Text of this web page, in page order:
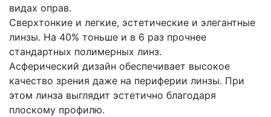
видах оправ.
Сверхтонкие и легкие, эстетические и элегантные
линзы. На 40% тоньше и в 6 раз прочнее
стандартных полимерных линз.
Асферический дизайн обеспечивает высокое
качество зрения даже на периферии линзы. При
этом линза выглядит эстетично благодаря
плоскому профилю.